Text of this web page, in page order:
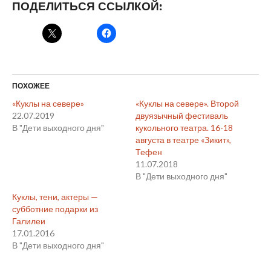
ПОДЕЛИТЬСЯ ССЫЛКОЙ:
ПОХОЖЕЕ
«Куклы на севере»
22.07.2019
В "Дети выходного дня"
«Куклы на севере». Второй
двуязычный фестиваль
кукольного театра. 16-18
августа в театре «Зикит»,
Тефен
11.07.2018
В "Дети выходного дня"
Куклы, тени, актеры —
субботние подарки из
Галилеи
17.01.2016
В "Дети выходного дня"